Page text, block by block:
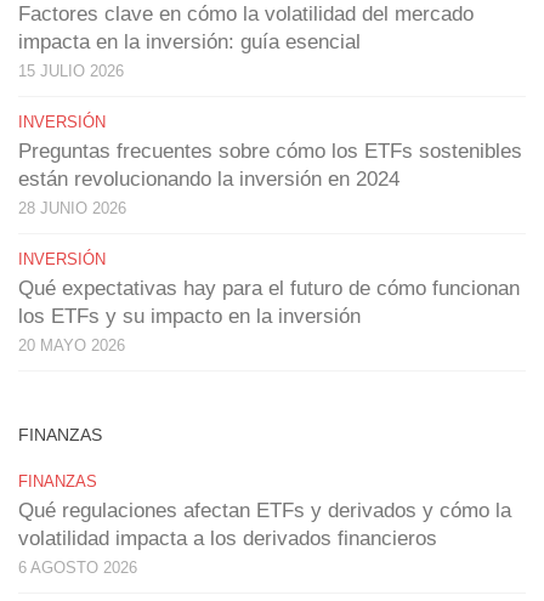
Factores clave en cómo la volatilidad del mercado
impacta en la inversión: guía esencial
15 JULIO 2026
INVERSIÓN
Preguntas frecuentes sobre cómo los ETFs sostenibles
están revolucionando la inversión en 2024
28 JUNIO 2026
INVERSIÓN
Qué expectativas hay para el futuro de cómo funcionan
los ETFs y su impacto en la inversión
20 MAYO 2026
FINANZAS
FINANZAS
Qué regulaciones afectan ETFs y derivados y cómo la
volatilidad impacta a los derivados financieros
6 AGOSTO 2026